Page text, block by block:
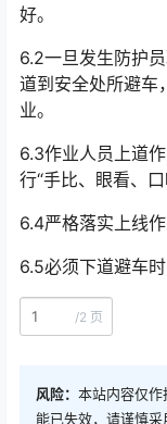
好。
6.2一旦发生防护
道到安全处所避车
业。
6.3作业人员上道
行“手比、眼看、口
6.4严格落实上线
6.5必须下道避车
/2 页
风险： 本站内容仅
能已失效，请谨慎采